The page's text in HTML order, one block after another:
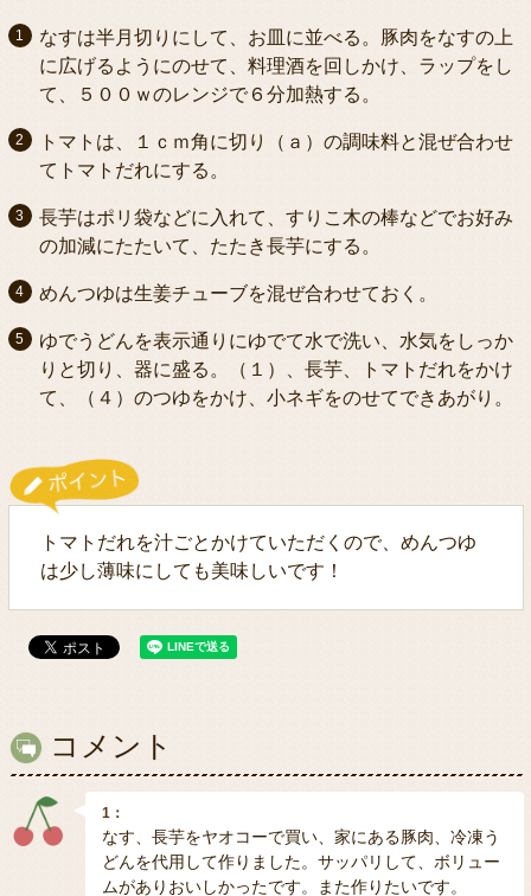
なすは半月切りにして、お皿に並べる。豚肉をなすの上
に広げるようにのせて、料理酒を回しかけ、ラップをし
て、５００ｗのレンジで６分加熱する。
トマトは、１ｃｍ角に切り（ａ）の調味料と混ぜ合わせ
てトマトだれにする。
長芋はポリ袋などに入れて、すりこ木の棒などでお好み
の加減にたたいて、たたき長芋にする。
めんつゆは生姜チューブを混ぜ合わせておく。
ゆでうどんを表示通りにゆでて水で洗い、水気をしっか
りと切り、器に盛る。（１）、長芋、トマトだれをかけ
て、（４）のつゆをかけ、小ネギをのせてできあがり。
トマトだれを汁ごとかけていただくので、めんつゆ
は少し薄味にしても美味しいです！
コメント
1：
なす、長芋をヤオコーで買い、家にある豚肉、冷凍う
どんを代用して作りました。サッパリして、ボリュー
ムがありおいしかったです。また作りたいです。